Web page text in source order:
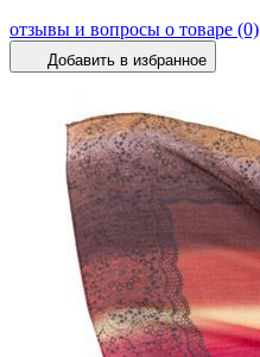
отзывы и вопросы о товаре (0)
Добавить в избранное